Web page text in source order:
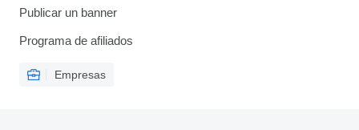
Publicar un banner
Programa de afiliados
Empresas